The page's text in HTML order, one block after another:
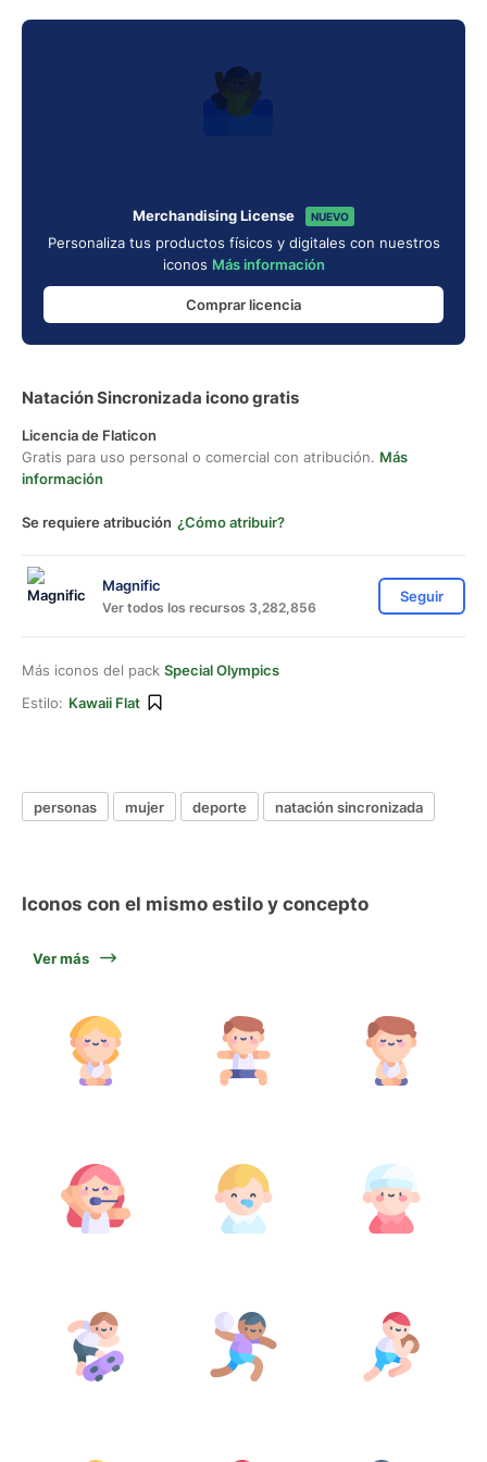
Merchandising License NUEVO
Personaliza tus productos físicos y digitales con nuestros
iconos Más información
Comprar licencia
Natación Sincronizada icono gratis
Licencia de Flaticon
Gratis para uso personal o comercial con atribución. Más
información
Se requiere atribución ¿Cómo atribuir?
Magnific
Ver todos los recursos 3,282,856
Seguir
Más iconos del pack Special Olympics
Estilo: Kawaii Flat
personas mujer deporte natación sincronizada
Iconos con el mismo estilo y concepto
Ver más